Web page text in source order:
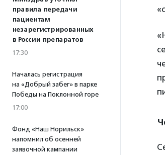
правила передачи
пациентам
незарегистрированных
в России препаратов
17:30
Началась регистрация
на «Добрый забег» в парке
Победы на Поклонной горе
17:00
Фонд «Наш Норильск»
напомнил об осенней
заявочной кампании